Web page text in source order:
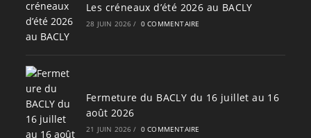
Les créneaux d’été 2026 au BACLY
28 JUIN 2026 / 0 COMMENTAIRE
Fermeture du BACLY du 16 juillet au 16
août 2026
21 JUIN 2026 / 0 COMMENTAIRE